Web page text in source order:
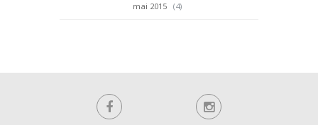
mai 2015 (4)